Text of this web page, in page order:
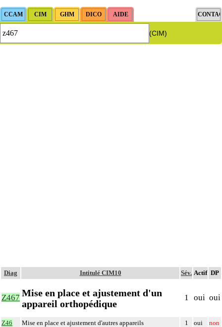
(CIM)
Diag Intitulé CIM10 Sév. Actif DP
Z467 Mise en place et ajustement d'un
appareil orthopédique
1 oui oui
Z46 Mise en place et ajustement d'autres appareils 1 oui non